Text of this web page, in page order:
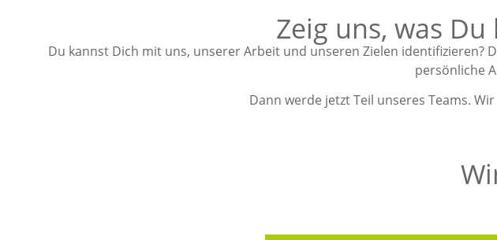
Zeig uns, was
Du kannst Dich mit uns, unserer Arbeit und unseren Zielen identifizieren?
persönliche
Dann werde jetzt Teil unseres Teams.